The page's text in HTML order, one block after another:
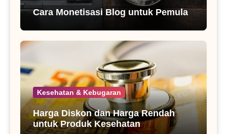
Cara Monetisasi Blog untuk Pemula
Kesehatan & Kebugaran
Harga Diskon dan Harga Rendah
untuk Produk Kesehatan